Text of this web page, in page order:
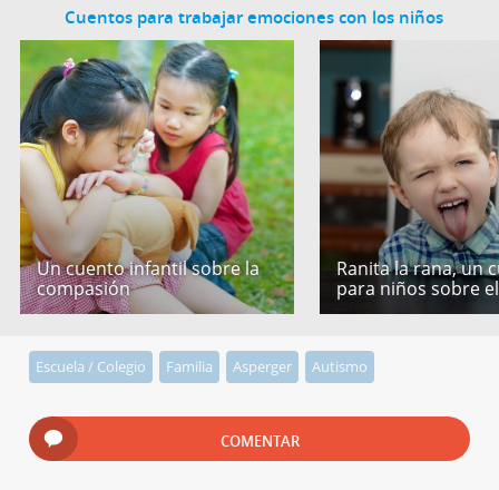
Cuentos para trabajar emociones con los niños
Un cuento infantil sobre la
compasión
Ranita la rana, un
para niños sobre
Escuela / Colegio Familia Asperger Autismo
COMENTAR